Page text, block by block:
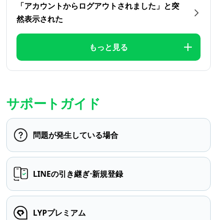
「アカウントからログアウトされました」と突
然表示された
もっと見る
サポートガイド
問題が発生している場合
LINEの引き継ぎ⋅新規登録
LYPプレミアム